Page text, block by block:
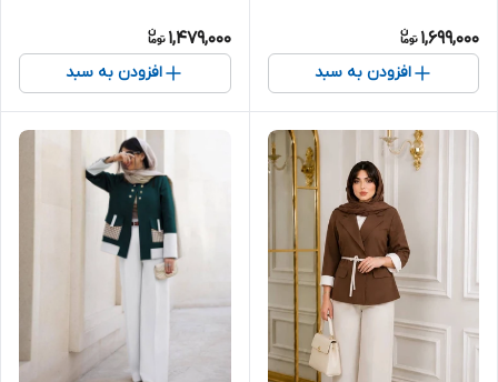
خرداد
1,699,000
افزودن به سبد
1,479,000
افزودن به سبد